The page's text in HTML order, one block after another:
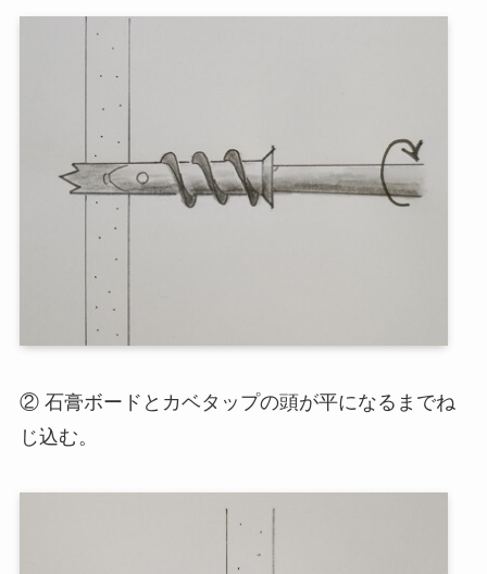
② 石膏ボードとカベタップの頭が平になるまでね
じ込む。